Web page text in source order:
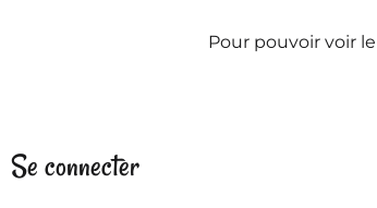
Pour pouvoir voir
Se connecter